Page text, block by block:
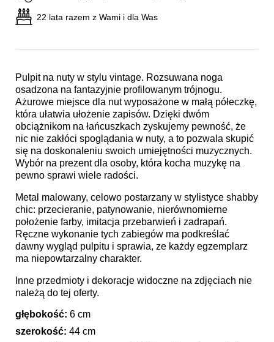
Pulpit na nuty w stylu vintage. Rozsuwana noga
osadzona na fantazyjnie profilowanym trójnogu.
Ażurowe miejsce dla nut wyposażone w małą półeczkę,
która ułatwia ułożenie zapisów. Dzięki dwóm
obciążnikom na łańcuszkach zyskujemy pewność, że
nic nie zakłóci spoglądania w nuty, a to pozwala skupić
się na doskonaleniu swoich umiejętności muzycznych.
Wybór na prezent dla osoby, która kocha muzykę na
pewno sprawi wiele radości.
Metal malowany, celowo postarzany w stylistyce shabby
chic: przecieranie, patynowanie, nierównomierne
położenie farby, imitacja przebarwień i zadrapań.
Ręczne wykonanie tych zabiegów ma podkreślać
dawny wygląd pulpitu i sprawia, ze każdy egzemplarz
ma niepowtarzalny charakter.
Inne przedmioty i dekoracje widoczne na zdjęciach nie
należą do tej oferty.
głębokość: 6 cm
szerokość: 44 cm
22 lata razem z Wami i dla Was